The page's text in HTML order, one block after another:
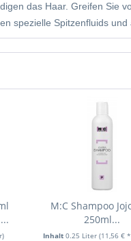
das Haar. Greifen Sie
spezielle Spitzenfluids
M:C Shampoo
250ml...
Inhalt 0.25 Liter (11,56 €